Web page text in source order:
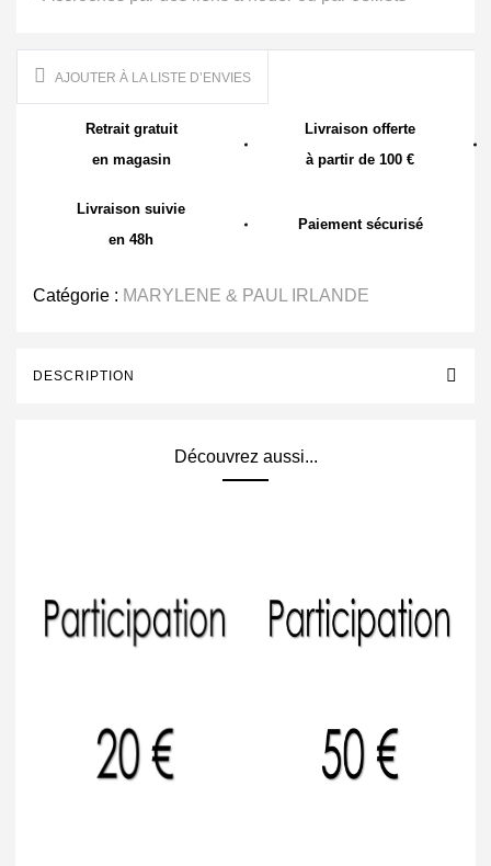
AJOUTER À LA LISTE D’ENVIES
Retrait gratuit
en magasin
Livraison offerte
à partir de 100 €
Livraison suivie
en 48h
Paiement sécurisé
Catégorie : MARYLENE & PAUL IRLANDE
DESCRIPTION
Découvrez aussi...